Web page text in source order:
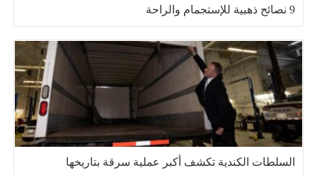
9 نصائح ذهبية للإستجمام والراحة
السلطات الكندية تكشف أكبر عملية سرقة بتاريخها